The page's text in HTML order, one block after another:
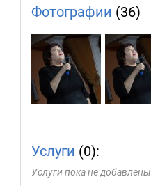
Фотографии (36)
Услуги (0):
Услуги пока не добавлены